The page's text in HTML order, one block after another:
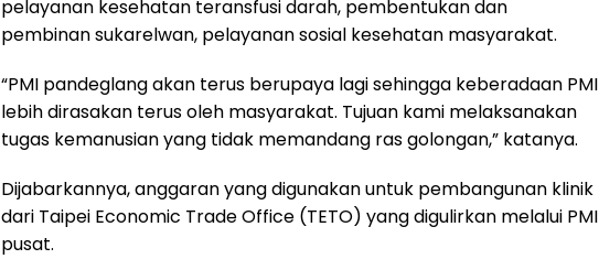
pelayanan kesehatan teransfusi darah, pembentukan dan
pembinan sukarelwan, pelayanan sosial kesehatan masyarakat.
“PMI pandeglang akan terus berupaya lagi sehingga keberadaan PMI
lebih dirasakan terus oleh masyarakat. Tujuan kami melaksanakan
tugas kemanusian yang tidak memandang ras golongan,” katanya.
Dijabarkannya, anggaran yang digunakan untuk pembangunan klinik
dari Taipei Economic Trade Office (TETO) yang digulirkan melalui PMI
pusat.